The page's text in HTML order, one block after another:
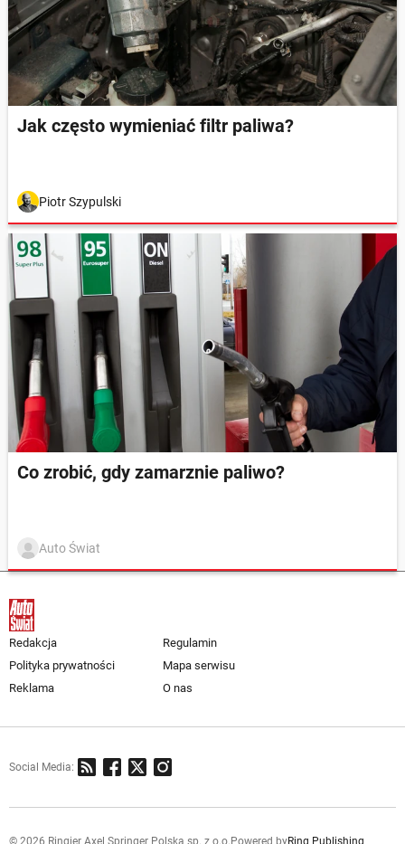
Jak często wymieniać filtr paliwa?
Piotr Szypulski
Co zrobić, gdy zamarznie paliwo?
Auto Świat
Redakcja
Regulamin
Polityka prywatności
Mapa serwisu
Reklama
O nas
Social Media:
© 2026 Ringier Axel Springer Polska sp. z o.o. Powered byRing Publishing